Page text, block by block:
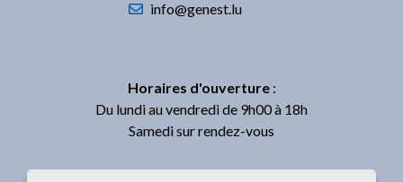
info@genest.lu
Horaires d'ouverture:
Du lundi au vendredi de 9h00 à 18h
Samedi sur rendez-vous